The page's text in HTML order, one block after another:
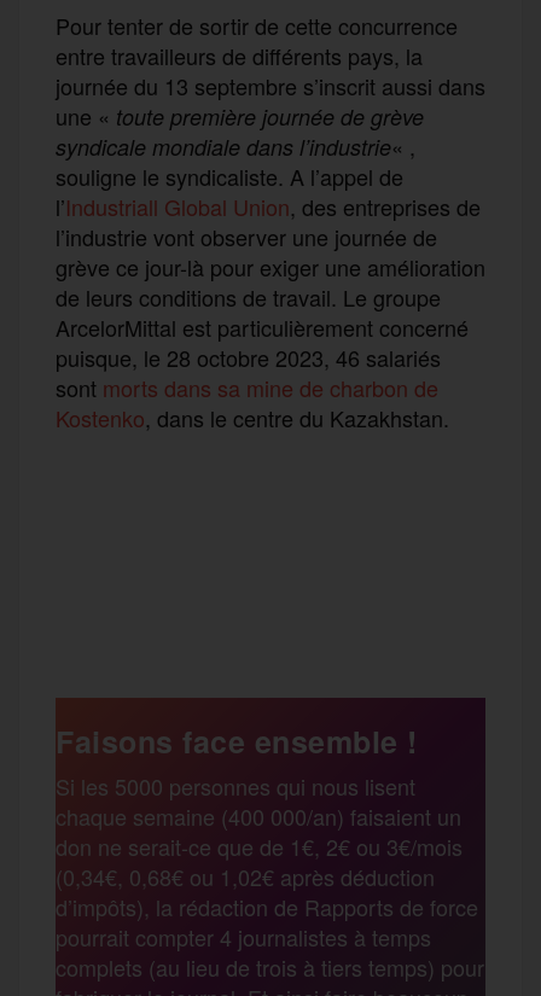
Pour tenter de sortir de cette concurrence
entre travailleurs de différents pays, la
journée du 13 septembre s’inscrit aussi dans
une « toute première journée de grève
syndicale mondiale dans l’industrie« ,
souligne le syndicaliste. A l’appel de
l’Industriall Global Union, des entreprises de
l’industrie vont observer une journée de
grève ce jour-là pour exiger une amélioration
de leurs conditions de travail. Le groupe
ArcelorMittal est particulièrement concerné
puisque, le 28 octobre 2023, 46 salariés
sont morts dans sa mine de charbon de
Kostenko, dans le centre du Kazakhstan.
b
o
o
t
e
r
l
s
a
g
e
r
t
a
g
Faisons face ensemble !
Si les 5000 personnes qui nous lisent
chaque semaine (400 000/an) faisaient un
don ne serait-ce que de 1€, 2€ ou 3€/mois
(0,34€, 0,68€ ou 1,02€ après déduction
d’impôts), la rédaction de Rapports de force
pourrait compter 4 journalistes à temps
complets (au lieu de trois à tiers temps) pour